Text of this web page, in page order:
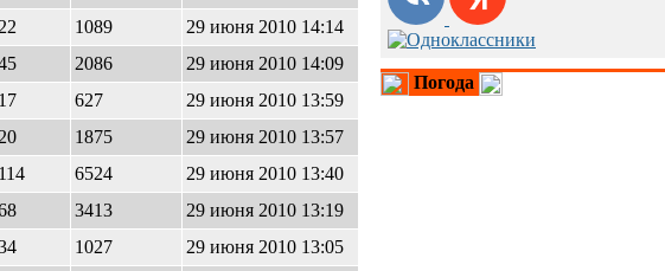
22 1089
29 июня 2010 14:14
2086
29 июня 2010 14:09
17 627
29 июня 2010 13:59
20 1875
29 июня 2010 13:57
114 6524
29 июня 2010 13:40
3413
29 июня 2010 13:19
1027
29 июня 2010 13:05
Погода